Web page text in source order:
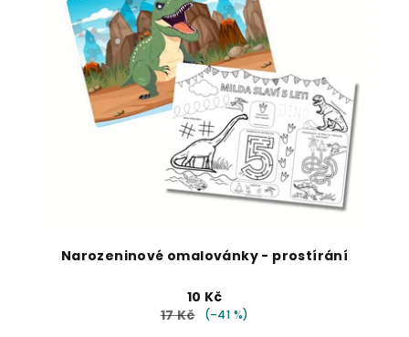
Narozeninové omalovánky - prostírání
10 Kč
17 Kč
(–41 %)